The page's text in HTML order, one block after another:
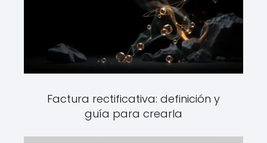
Factura rectificativa: definición y
guía para crearla